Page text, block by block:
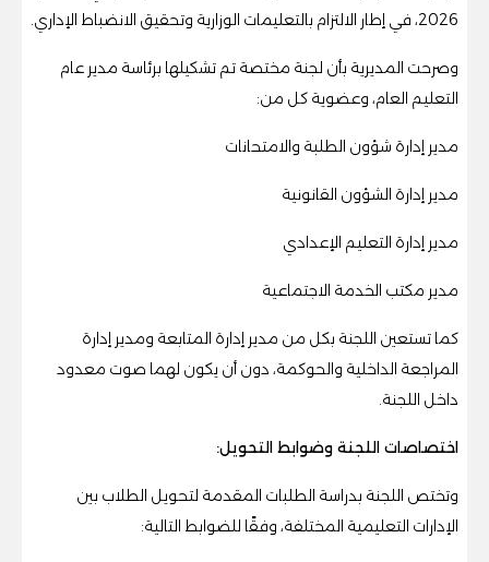
2026، في إطار الالتزام بالتعليمات الوزارية وتحقيق الانضباط الإداري.
وصرحت المديرية بأن لجنة مختصة تم تشكيلها برئاسة مدير عام
التعليم العام، وعضوية كل من:
مدير إدارة شؤون الطلبة والامتحانات
مدير إدارة الشؤون القانونية
مدير إدارة التعليم الإعدادي
مدير مكتب الخدمة الاجتماعية
كما تستعين اللجنة بكل من مدير إدارة المتابعة ومدير إدارة
المراجعة الداخلية والحوكمة، دون أن يكون لهما صوت معدود
داخل اللجنة.
اختصاصات اللجنة وضوابط التحويل:
وتختص اللجنة بدراسة الطلبات المقدمة لتحويل الطلاب بين
الإدارات التعليمية المختلفة، وفقًا للضوابط التالية: